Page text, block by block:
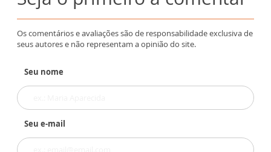
Os comentários e avaliações são de responsabilidade exclusiva de
seus autores e não representam a opinião do site.
Seu nome
Seu e-mail